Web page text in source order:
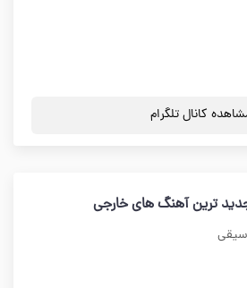
کانال تلگرام
ترین آهنگ های خارجی